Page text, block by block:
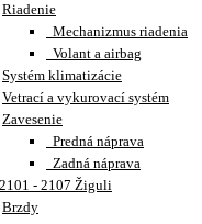
Riadenie
Mechanizmus riadenia
Volant a airbag
Systém klimatizácie
Vetrací a vykurovací systém
Zavesenie
Predná náprava
Zadná náprava
- 2107 Žiguli
Brzdy